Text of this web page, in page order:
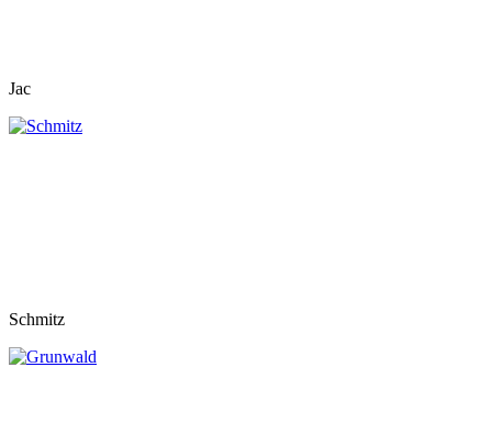
Jac
Schmitz